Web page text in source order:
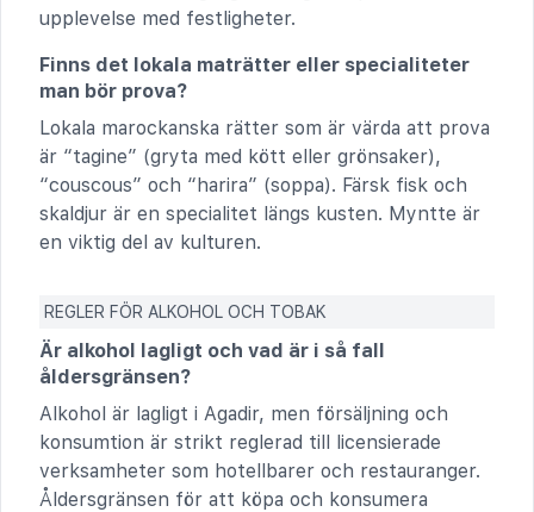
upplevelse med festligheter.
Finns det lokala maträtter eller specialiteter
man bör prova?
Lokala marockanska rätter som är värda att prova
är “tagine” (gryta med kött eller grönsaker),
“couscous” och “harira” (soppa). Färsk fisk och
skaldjur är en specialitet längs kusten. Myntte är
en viktig del av kulturen.
REGLER FÖR ALKOHOL OCH TOBAK
Är alkohol lagligt och vad är i så fall
åldersgränsen?
Alkohol är lagligt i Agadir, men försäljning och
konsumtion är strikt reglerad till licensierade
verksamheter som hotellbarer och restauranger.
Åldersgränsen för att köpa och konsumera